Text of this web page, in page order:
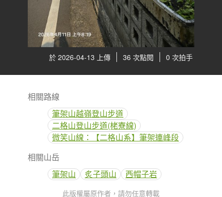
於 2026-04-13 上傳 36 次點閱 0 次拍手
相關路線
筆架山越嶺登山步道
二格山登山步道(栳寮線)
微笑山線：【二格山系】筆架連峰段
相關山岳
筆架山
炙子頭山 西帽子岩
此版權屬原作者，請勿任意轉載